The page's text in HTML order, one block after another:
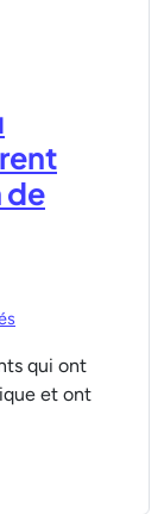
de
qui ont
et ont